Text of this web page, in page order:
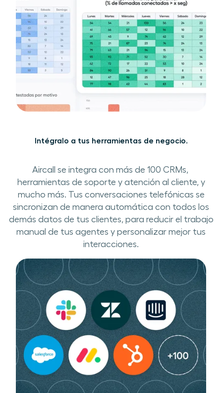
Intégralo ​a tus herramientas de negocio​.
Aircall se integra ​con más de 100 CRM​s​, ​
herramientas de soporte y atención al cliente, ​y
mucho más. ​​Tus conversaciones telefónicas se
sincroniza​n​ de manera automática con todos los
demás datos de tus clientes, ​para reducir ​el trabajo
manual ​de tus agentes y personalizar mejor tus
interacciones.